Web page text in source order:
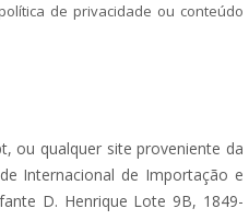
de privacidade ou conteúdo
ou qualquer site proveniente da
Internacional de Importação e
D. Henrique Lote 9B, 1849-